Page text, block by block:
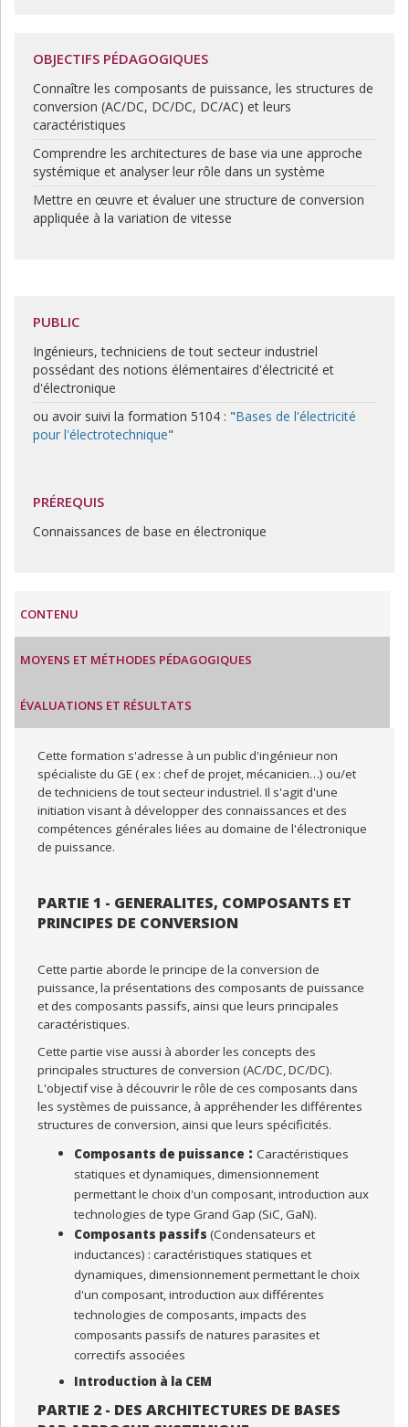
OBJECTIFS PÉDAGOGIQUES
Connaître les composants de puissance, les structures de
conversion (AC/DC, DC/DC, DC/AC) et leurs
caractéristiques
Comprendre les architectures de base via une approche
systémique et analyser leur rôle dans un système
Mettre en œuvre et évaluer une structure de conversion
appliquée à la variation de vitesse
PUBLIC
Ingénieurs, techniciens de tout secteur industriel
possédant des notions élémentaires d'électricité et
d'électronique
ou avoir suivi la formation 5104 : "Bases de l'électricité
pour l'électrotechnique"
PRÉREQUIS
Connaissances de base en électronique
CONTENU
MOYENS ET MÉTHODES PÉDAGOGIQUES
ÉVALUATIONS ET RÉSULTATS
Cette formation s'adresse à un public d'ingénieur non
spécialiste du GE ( ex : chef de projet, mécanicien…) ou/et
de techniciens de tout secteur industriel. Il s'agit d'une
initiation visant à développer des connaissances et des
compétences générales liées au domaine de l'électronique
de puissance.
PARTIE 1 - GENERALITES, COMPOSANTS ET
PRINCIPES DE CONVERSION
Cette partie aborde le principe de la conversion de
puissance, la présentations des composants de puissance
et des composants passifs, ainsi que leurs principales
caractéristiques.
Cette partie vise aussi à aborder les concepts des
principales structures de conversion (AC/DC, DC/DC).
L'objectif vise à découvrir le rôle de ces composants dans
les systèmes de puissance, à appréhender les différentes
structures de conversion, ainsi que leurs spécificités.
Composants de puissance : Caractéristiques
statiques et dynamiques, dimensionnement
permettant le choix d'un composant, introduction aux
technologies de type Grand Gap (SiC, GaN).
Composants passifs (Condensateurs et
inductances) : caractéristiques statiques et
dynamiques, dimensionnement permettant le choix
d'un composant, introduction aux différentes
technologies de composants, impacts des
composants passifs de natures parasites et
correctifs associées
Introduction à la CEM
PARTIE 2 - DES ARCHITECTURES DE BASES